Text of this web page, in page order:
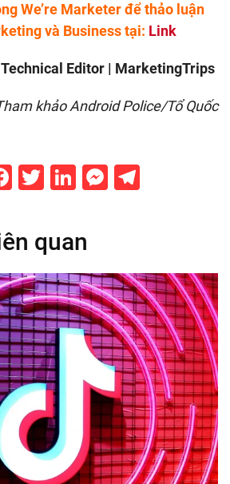
We’re Marketer để thảo luận
và Business tại: Link
Technical Editor | MarketingTrips
khảo Android Police/Tổ Quốc
Facebook
Twitter
LinkedIn
quan